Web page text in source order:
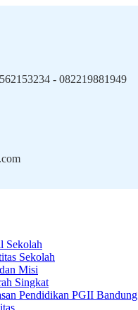
- 082219881949
Sekolah
Sekolah
Misi
Singkat
Pendidikan PGII Bandung